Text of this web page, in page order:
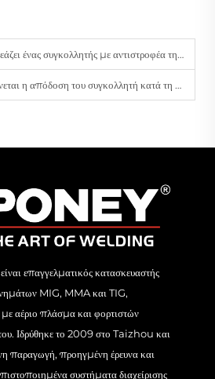
με αντιστροφέα την ενεργειακή απόδοση σε συνεχείς εργασίες συγκόλλησης;
συγκολλητή κατά τη μετάβαση από εργασίες επισκευής σε κατασκευαστικές εργασίες;
επαγγελματικός κατασκευαστής
MIG, MMA και TIG,
αέριο πλάσμα και φορτιστών
Ιδρύθηκε το 2009 στο Taizhou και
παραγωγή, προηγμένη έρευνα και
συστήματα διαχείρισης